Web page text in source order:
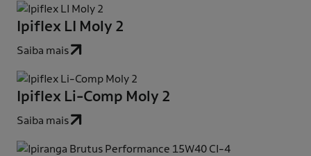
Ipiflex LI Moly 2
Saiba mais
Ipiflex Li-Comp Moly 2
Saiba mais